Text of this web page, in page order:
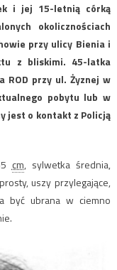
i jej 15-letnią córką
okolicznościach
przy ulicy Bienia i
z bliskimi. 45-latka
ROD przy ul. Żyznej w
pobytu lub w
jest o kontakt z Policją
cm, sylwetka średnia,
uszy przylegające,
być ubrana w ciemno